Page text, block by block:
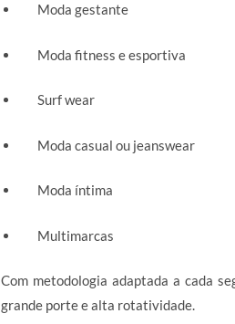
Moda gestante
Moda fitness e esportiva
Surf wear
Moda casual ou jeanswear
Moda íntima
Multimarcas
Com metodologia adaptada a cada
grande porte e alta rotatividade.